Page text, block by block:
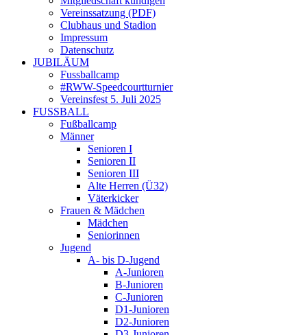
Vereinssatzung (PDF)
Clubhaus und Stadion
Impressum
Datenschutz
JUBILÄUM
Fussballcamp
#RWW-Speedcourtturnier
Vereinsfest 5. Juli 2025
FUSSBALL
Fußballcamp
Männer
Senioren I
Senioren II
Senioren III
Alte Herren (Ü32)
Väterkicker
Frauen & Mädchen
Mädchen
Seniorinnen
Jugend
A- bis D-Jugend
A-Junioren
B-Junioren
C-Junioren
D1-Junioren
D2-Junioren